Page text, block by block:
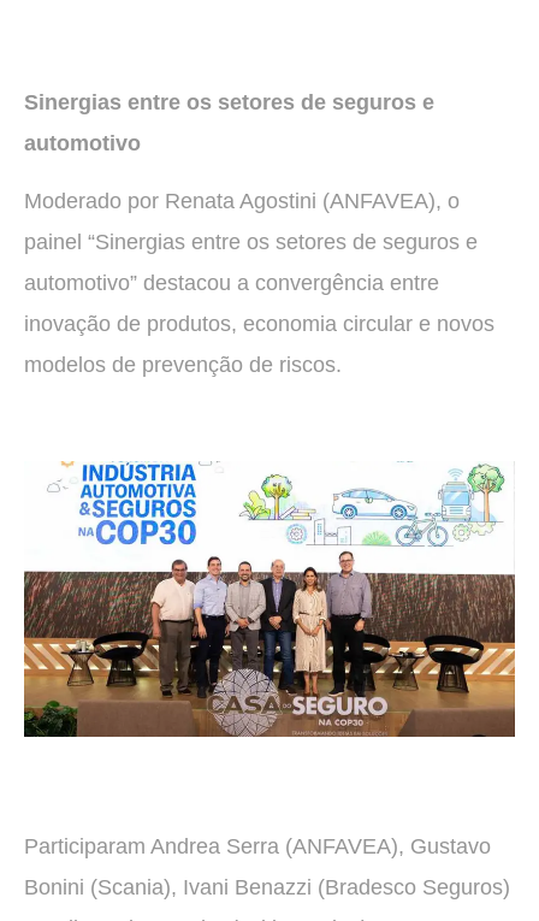
Sinergias entre os setores de seguros e
automotivo
Moderado por Renata Agostini (ANFAVEA), o
painel “Sinergias entre os setores de seguros e
automotivo” destacou a convergência entre
inovação de produtos, economia circular e novos
modelos de prevenção de riscos.
Participaram Andrea Serra (ANFAVEA), Gustavo
Bonini (Scania), Ivani Benazzi (Bradesco Seguros)